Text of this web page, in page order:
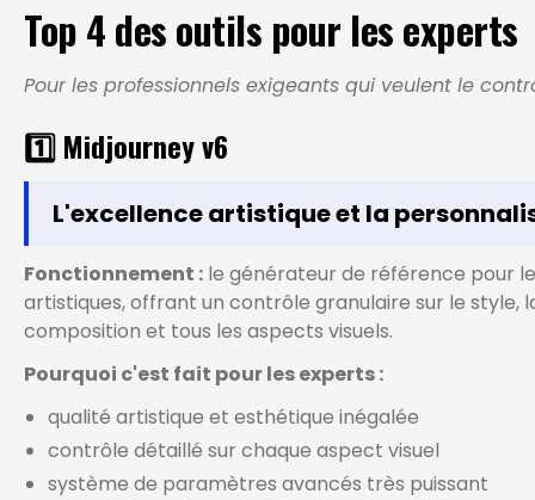
Top 4 des outils pour les experts
Pour les professionnels exigeants qui veulent le
1️⃣ Midjourney v6
L'excellence artistique et la
Fonctionnement : le générateur de référence pour
artistiques, offrant un contrôle granulaire sur le style,
composition et tous les aspects visuels.
Pourquoi c'est fait pour les experts :
qualité artistique et esthétique inégalée
contrôle détaillé sur chaque aspect visuel
système de paramètres avancés très puissant